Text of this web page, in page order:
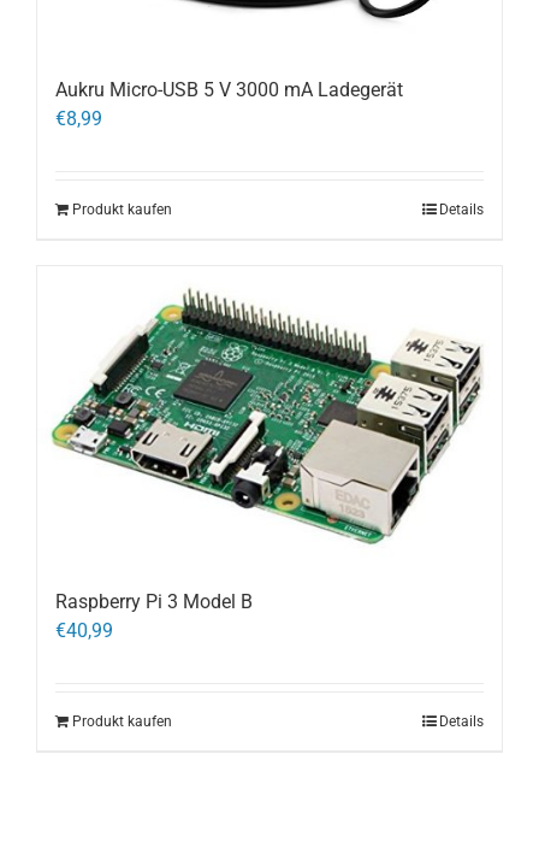
Aukru Micro-USB 5 V 3000 mA Ladegerät
€8,99
Produkt kaufen Details
Raspberry Pi 3 Model B
€40,99
Produkt kaufen Details